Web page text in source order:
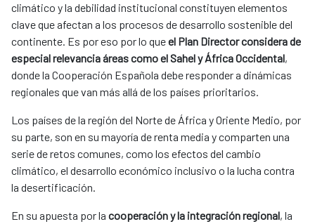
climático y la debilidad institucional constituyen elementos
clave que afectan a los procesos de desarrollo sostenible del
continente. Es por eso por lo queel Plan Director considera de
especial relevancia áreas como el Sahel y África Occidental,
donde la Cooperación Española debe responder a dinámicas
regionales que van más allá de los países prioritarios.
Los países de la región del Norte de África y Oriente Medio, por
su parte, son en su mayoría de renta media y comparten una
serie de retos comunes, como los efectos del cambio
climático, el desarrollo económico inclusivo o la lucha contra
la desertificación.
En su apuesta por la cooperación y la integración regional, la